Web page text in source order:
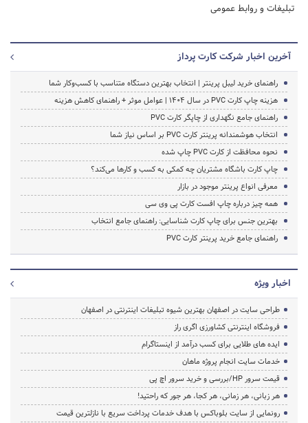
تبلیغات و روابط عمومی
آخرین اخبار شرکت کارت پرداز
راهنمای خرید لیبل پرینتر | انتخاب بهترین دستگاه متناسب با کسب‌وکار شما
هزینه چاپ کارت PVC در سال ۱۴۰۴ | عوامل موثر + راهنمای کاهش هزینه
راهنمای جامع نگهداری از چاپگر کارت PVC
انتخاب هوشمندانه پرینتر کارت PVC بر اساس نیاز شما
نحوه محافظت از کارت PVC چاپ شده
چاپ کارت باشگاه مشتریان چه کمکی به کسب و کارها می‌کند؟
معرفی انواع پرینتر موجود در بازار
همه چیز درباره چاپ افست کارت پی وی سی
بهترین جنس برای چاپ کارت شناسایی: راهنمای جامع انتخاب
راهنمای جامع خرید پرینتر کارت PVC
اخبار ویژه
طراحی سایت در اصفهان بهترین شیوه تبلیغات اینترنتی در اصفهان
فروشگاه اینترنتی کشاورزی اگری راز
ایده های طلایی برای کسب درآمد از اینستاگرام
خدمات سایت انجام پروژه ماهان
قیمت سرور HP/بررسی و خرید سرور اچ پی
هر زبانی، هر زمانی، هر کجا، هر جور که راحتید!
رونمایی از سایت بلوباکس با هدف خدمات پرداخت سریع با نازلترین قیمت